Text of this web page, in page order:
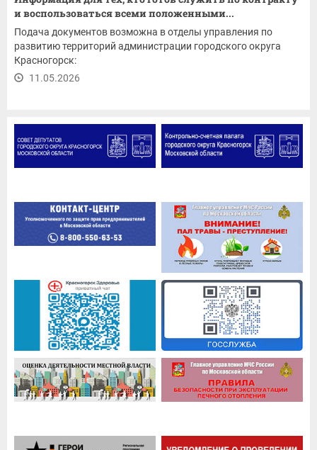
и воспользоваться всеми положенными...
Подача документов возможна в отделы управления по
развитию территорий администрации городского округа
Красногорск:
11.05.2026